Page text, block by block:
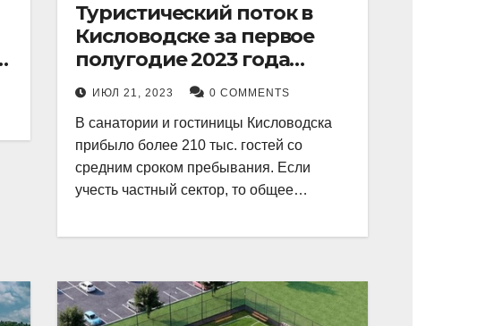
Туристический поток в
Кисловодске за первое
полугодие 2023 года
показал рекордный рост в
21 процент.
ИЮЛ 21, 2023 0 COMMENTS
В санатории и гостиницы Кисловодска
прибыло более 210 тыс. гостей со
средним сроком пребывания. Если
учесть частный сектор, то общее…